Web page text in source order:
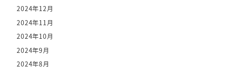
2024年12月
2024年11月
2024年10月
2024年9月
2024年8月